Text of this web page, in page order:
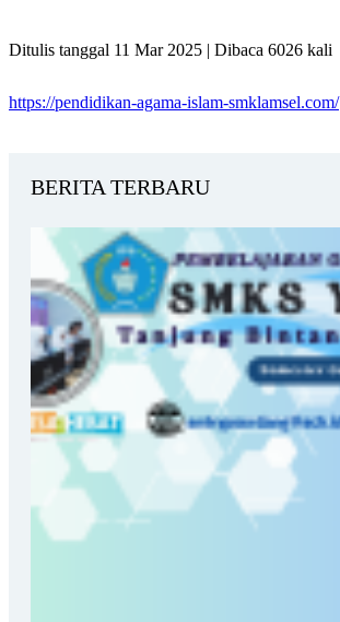
Ditulis tanggal 11 Mar 2025 | Dibaca 6026 kali
https://pendidikan-agama-islam-smklamsel.com/
BERITA TERBARU